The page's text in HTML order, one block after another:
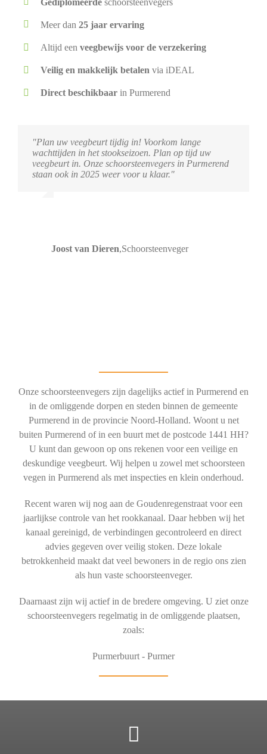
Meer dan25 jaar ervaring
Altijd eenveegbewijs voor de verzekering
Veilig en makkelijk betalen via iDEAL
Direct beschikbaar in Purmerend
"Plan uw veegbeurt tijdig in! Voorkom lange
wachttijden in het stookseizoen. Plan op tijd uw
veegbeurt in. Onze schoorsteenvegers in Purmerend
staan ook in 2025 weer voor u klaar."
Joost van Dieren,Schoorsteenveger
Onze schoorsteenvegers zijn dagelijks actief in Purmerend en
in de omliggende dorpen en steden binnen de gemeente
Purmerend in de provincie Noord-Holland. Woont u net
buiten Purmerend of in een buurt met de postcode 1441 HH?
U kunt dan gewoon op ons rekenen voor een veilige en
deskundige veegbeurt. Wij helpen u zowel met schoorsteen
vegen in Purmerend als met inspecties en klein onderhoud.
Recent waren wij nog aan de Goudenregenstraat voor een
jaarlijkse controle van het rookkanaal. Daar hebben wij het
kanaal gereinigd, de verbindingen gecontroleerd en direct
advies gegeven over veilig stoken. Deze lokale
betrokkenheid maakt dat veel bewoners in de regio ons zien
als hun vaste schoorsteenveger.
Daarnaast zijn wij actief in de bredere omgeving. U ziet onze
schoorsteenvegers regelmatig in de omliggende plaatsen,
zoals:
Purmerbuurt - Purmer